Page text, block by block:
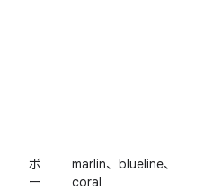
ボ
ー
marlin、blueline、
coral